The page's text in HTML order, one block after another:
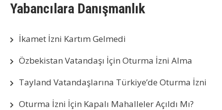
Yabancılara Danışmanlık
İkamet İzni Kartım Gelmedi
Özbekistan Vatandaşı İçin Oturma İzni Alma
Tayland Vatandaşlarına Türkiye’de Oturma İzni
Oturma İzni İçin Kapalı Mahalleler Açıldı Mı?